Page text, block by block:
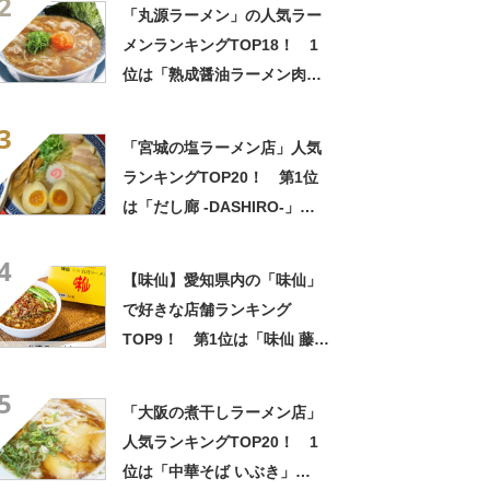
「丸源ラーメン」の人気ラー
メンランキングTOP18！ 1
位は「熟成醤油ラーメン肉そ
「宮城の塩ラーメン店」人気
ランキングTOP20！ 第1位
は「だし廊 -DASHIRO-」
【味仙】愛知県内の「味仙」
で好きな店舗ランキング
TOP9！ 第1位は「味仙 藤が
「大阪の煮干しラーメン店」
人気ランキングTOP20！ 1
位は「中華そば いぶき」